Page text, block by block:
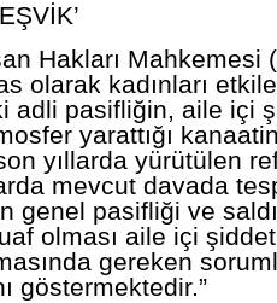
Hakları Mahkemesi
olarak kadınları
adli pasifliğin, aile içi
yarattığı
yıllarda yürütülen
mevcut davada
genel pasifliği ve
olması aile içi
gereken
göstermektedir.”